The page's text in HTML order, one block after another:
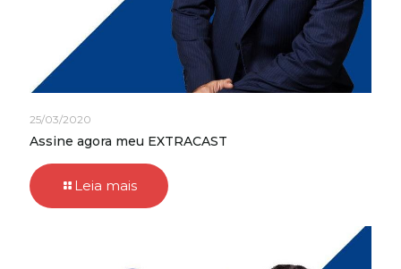
25/03/2020
Assine agora meu EXTRACAST
Leia mais